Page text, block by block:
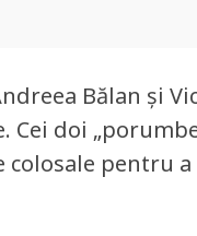
Bălan și
doi
pentru a